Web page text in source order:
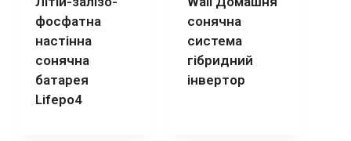
фосфатна
настінна
сонячна
батарея
Lifepo4
сонячна
система
гібридний
інвертор